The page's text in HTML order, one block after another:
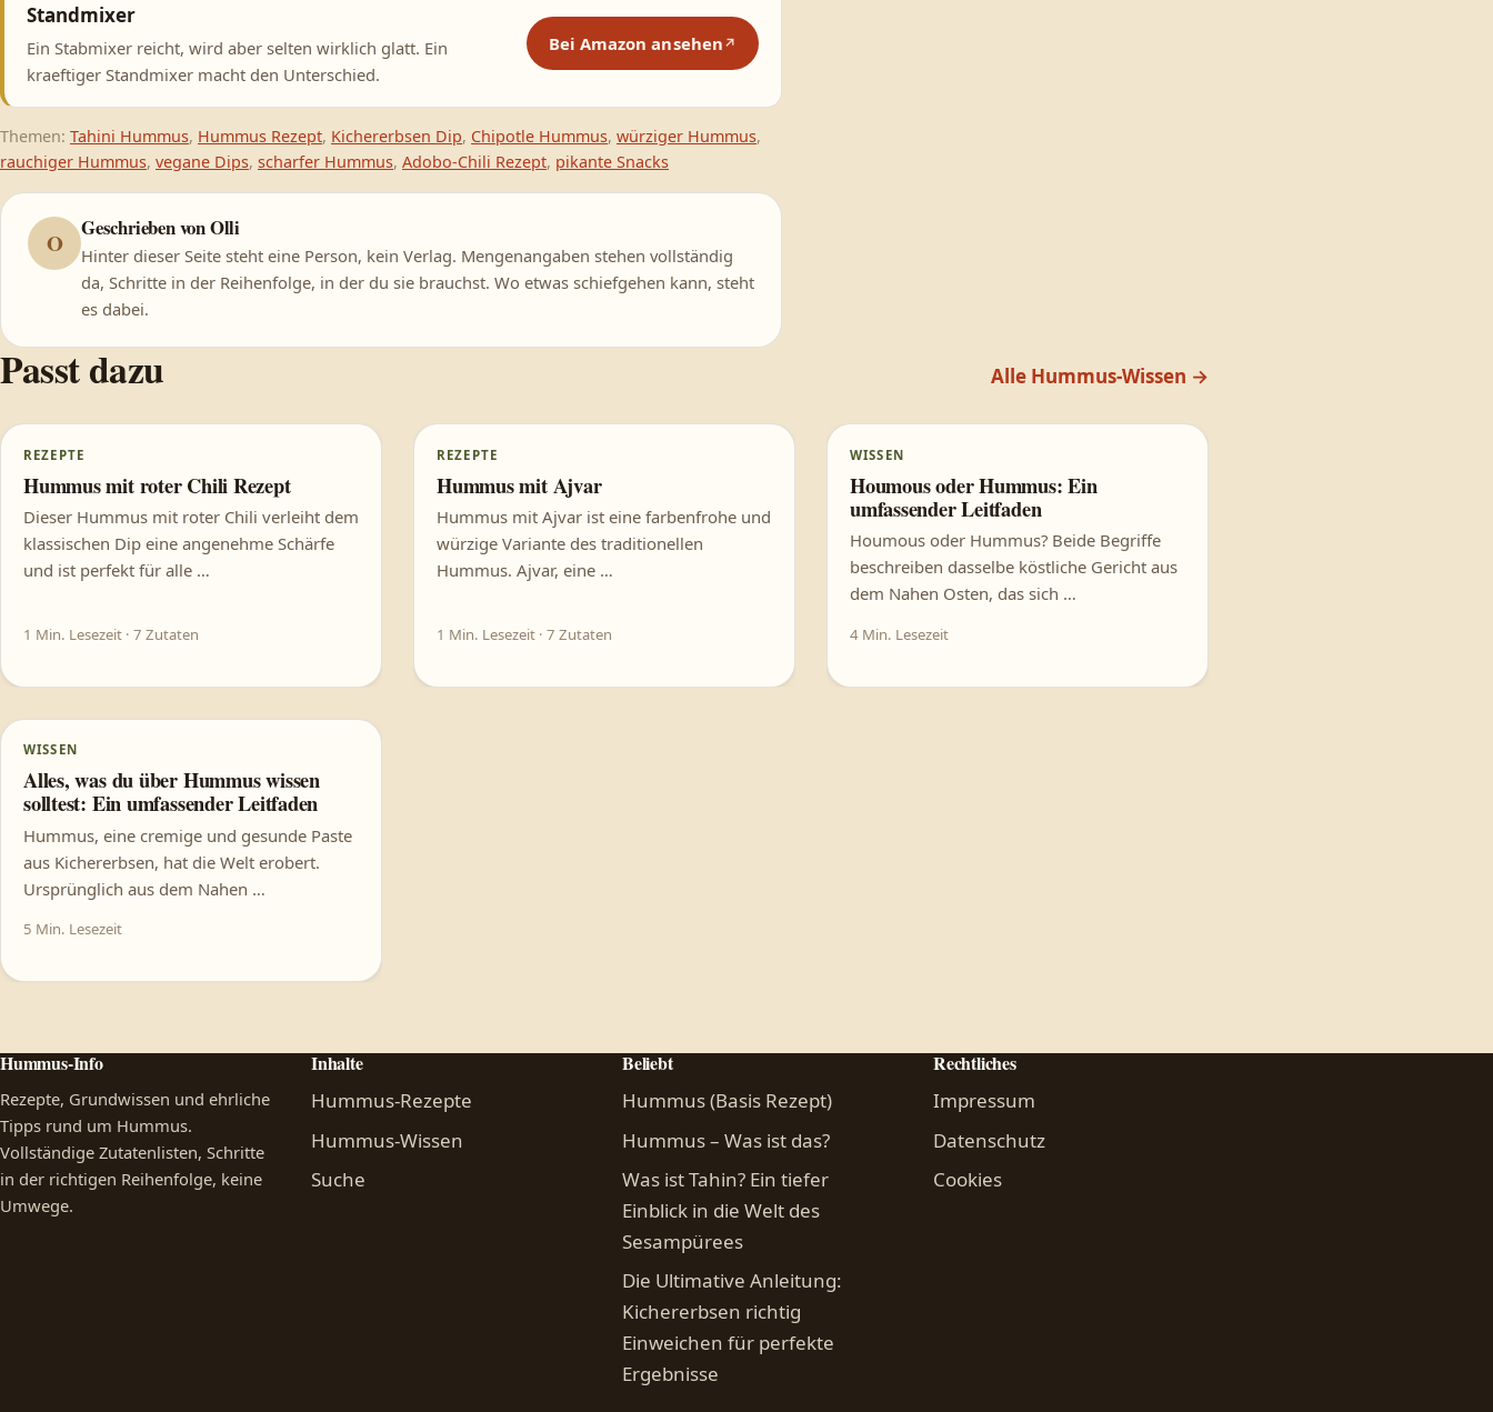
Standmixer
Ein Stabmixer reicht, wird aber selten wirklich glatt. Ein
kraeftiger Standmixer macht den Unterschied.
Bei Amazon ansehen
Themen: Tahini Hummus, Hummus Rezept, Kichererbsen Dip, Chipotle Hummus, würziger Hummus,
rauchiger Hummus, vegane Dips, scharfer Hummus, Adobo-Chili Rezept, pikante Snacks
O Geschrieben von Olli
Hinter dieser Seite steht eine Person, kein Verlag. Mengenangaben stehen vollständig
da, Schritte in der Reihenfolge, in der du sie brauchst. Wo etwas schiefgehen kann, steht
es dabei.
Passt dazu Alle Hummus-Wissen →
Dieses Bild wurde mit künstlicher Intelligenz erzeugt.
REZEPTE
Hummus mit roter Chili Rezept
Dieser Hummus mit roter Chili verleiht dem
klassischen Dip eine angenehme Schärfe
und ist perfekt für alle …
1 Min. Lesezeit · 7 Zutaten
Dieses Bild wurde mit künstlicher Intelligenz erzeugt.
REZEPTE
Hummus mit Ajvar
Hummus mit Ajvar ist eine farbenfrohe und
würzige Variante des traditionellen
Hummus. Ajvar, eine …
1 Min. Lesezeit · 7 Zutaten
WISSEN
Houmous oder Hummus: Ein
umfassender Leitfaden
Houmous oder Hummus? Beide Begriffe
beschreiben dasselbe köstliche Gericht aus
dem Nahen Osten, das sich …
4 Min. Lesezeit
WISSEN
Alles, was du über Hummus wissen
solltest: Ein umfassender Leitfaden
Hummus, eine cremige und gesunde Paste
aus Kichererbsen, hat die Welt erobert.
Ursprünglich aus dem Nahen …
5 Min. Lesezeit
Hummus-Info
Rezepte, Grundwissen und ehrliche
Tipps rund um Hummus.
Vollständige Zutatenlisten, Schritte
in der richtigen Reihenfolge, keine
Umwege.
Inhalte
Hummus-Rezepte
Hummus-Wissen
Suche
Beliebt
Hummus (Basis Rezept)
Hummus – Was ist das?
Was ist Tahin? Ein tiefer
Einblick in die Welt des
Sesampürees
Die Ultimative Anleitung:
Kichererbsen richtig
Einweichen für perfekte
Ergebnisse
Rechtliches
Impressum
Datenschutz
Cookies